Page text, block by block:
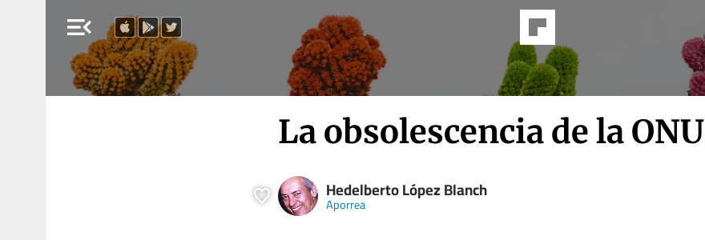
menu_open
La obsolescencia de la ONU
Hedelberto López Blanch
Aporrea